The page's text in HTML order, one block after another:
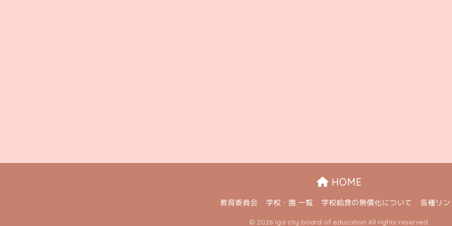
HOME
教育委員会 学校・園 一覧 学校給食の無償化について 各種リ
© 2026 Iga city board of education All rights reserved.